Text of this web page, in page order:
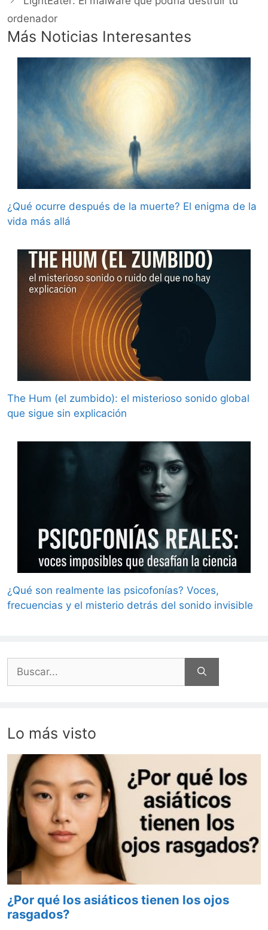
ordenador
Más Noticias Interesantes
¿Qué ocurre después de la muerte? El enigma de la
vida más allá
The Hum (el zumbido): el misterioso sonido global
que sigue sin explicación
¿Qué son realmente las psicofonías? Voces,
frecuencias y el misterio detrás del sonido invisible
Lo más visto